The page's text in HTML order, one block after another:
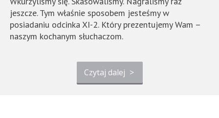
jeszcze. Tym właśnie sposobem jesteśmy w
posiadaniu odcinka XI-2. Który prezentujemy Wam –
naszym kochanym słuchaczom.
Czytaj dalej >